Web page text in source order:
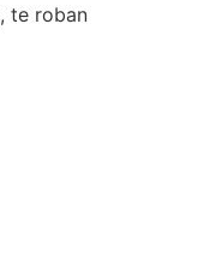
te roban